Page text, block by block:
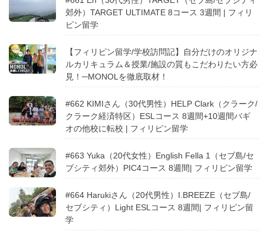
郊外）TARGET ULTIMATE 8コース 3週間 | フィリ
ピン留学
【フィリピン留学/学校訪問記】自分だけのオリジナ
ルカリキュラム＆授業/施設の質もこだわりたい方必
見！─MONOLを徹底取材！
#662 KIMIさん（30代男性）HELP Clark（クラーク/
クラーク経済特区）ESLコース 8週間+10週間バギ
オの他校に転校 | フィリピン留学
#663 Yuka（20代女性）English Fella 1（セブ島/セ
ブシティ郊外）PIC4コース 8週間| フィリピン留学
#664 Harukiさん（20代男性）I.BREEZE（セブ島/
セブシティ）Light ESLコース 8週間| フィリピン留
学